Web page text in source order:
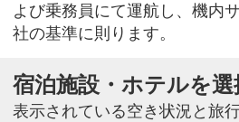
よび乗務員にて運航し、機内
社の基準に則ります。
宿泊施設・ホテルを
表示されている空き状況と旅